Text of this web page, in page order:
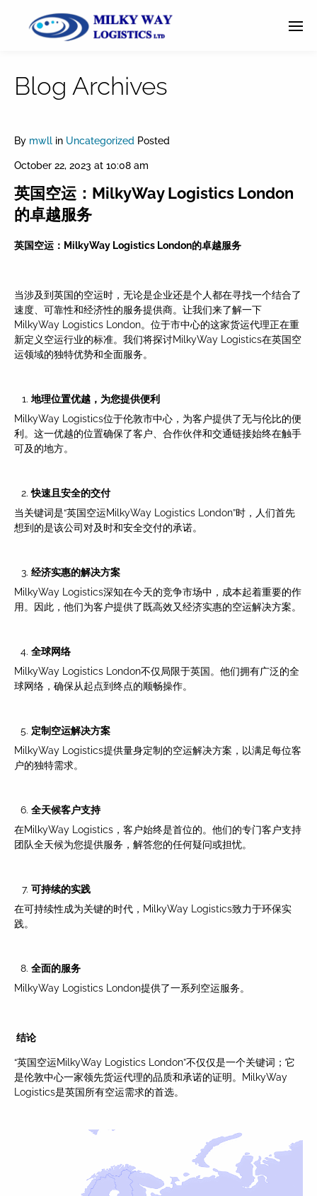
Blog Archives
By mwll in Uncategorized Posted
October 22, 2023 at 10:08 am
英国空运：MilkyWay Logistics London
的卓越服务
英国空运： MilkyWay Logistics London的卓越服务
当涉及到英国的空运时，无论是企业还是个人都在寻找一个结合了
速度、可靠性和经济性的服务提供商。让我们来了解一下
MilkyWay Logistics London。位于市中心的这家货运代理正在重
新定义空运行业的标准。我们将探讨MilkyWay Logistics在英国空
运领域的独特优势和全面服务。
地理位置优越，为您提供便利
MilkyWay Logistics位于伦敦市中心，为客户提供了无与伦比的便
利。这一优越的位置确保了客户、合作伙伴和交通链接始终在触手
可及的地方。
快速且安全的交付
当关键词是“英国空运MilkyWay Logistics London”时，人们首先
想到的是该公司对及时和安全交付的承诺。
经济实惠的解决方案
MilkyWay Logistics深知在今天的竞争市场中，成本起着重要的作
用。因此，他们为客户提供了既高效又经济实惠的空运解决方案。
全球网络
MilkyWay Logistics London不仅局限于英国。他们拥有广泛的全
球网络，确保从起点到终点的顺畅操作。
定制空运解决方案
MilkyWay Logistics提供量身定制的空运解决方案，以满足每位客
户的独特需求。
全天候客户支持
在MilkyWay Logistics，客户始终是首位的。他们的专门客户支持
团队全天候为您提供服务，解答您的任何疑问或担忧。
可持续的实践
在可持续性成为关键的时代，MilkyWay Logistics致力于环保实
践。
全面的服务
MilkyWay Logistics London提供了一系列空运服务。
结论
“英国空运MilkyWay Logistics London”不仅仅是一个关键词；它
是伦敦中心一家领先货运代理的品质和承诺的证明。MilkyWay
Logistics是英国所有空运需求的首选。